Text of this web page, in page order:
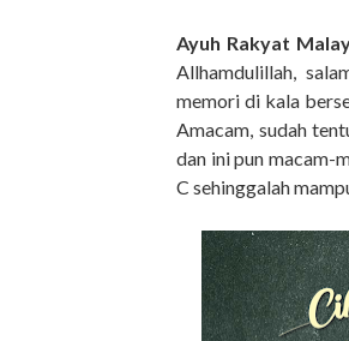
Ayuh Rakyat
Allhamdulillah,
memori di kala
Amacam, sudah
dan ini pun macam-
C sehinggalah